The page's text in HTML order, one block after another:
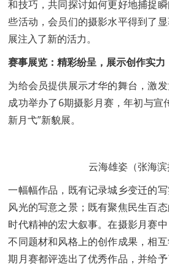
和技巧，共同探讨如何更好地捕捉
些活动，会员们的摄影水平得到了
展注入了新的活力。
赛事展览：精彩纷呈，展示创作实力
为给会员提供展示才华的舞台，激
成功举办了6期摄影月赛，年初与宣
新月弋”新貌展。
云海雄姿（张海滨
一幅幅作品，既有记录城乡变迁的
风光的写意之景；既有聚焦民生百
时代精神的宏大叙事。在摄影月赛
不同题材和风格上的创作成果，相
期月赛都评选出了优秀作品，并给